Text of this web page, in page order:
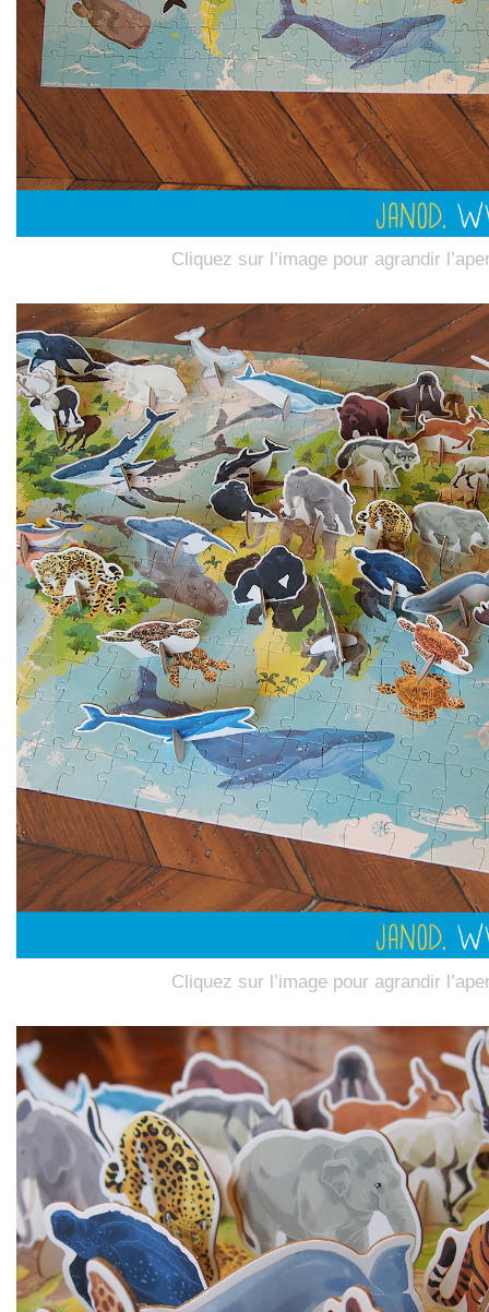
Cliquez sur l’image pour agrandir
Cliquez sur l’image pour agrandir